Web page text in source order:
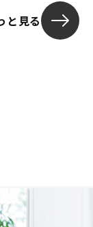
たです。山手
で、そのエリ
がたいです。
と見る